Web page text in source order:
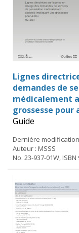
Lignes
demandes de
médicalement
grossesse pour
Guide
Dernière
Auteur : MSSS
No. 23-937-01W,